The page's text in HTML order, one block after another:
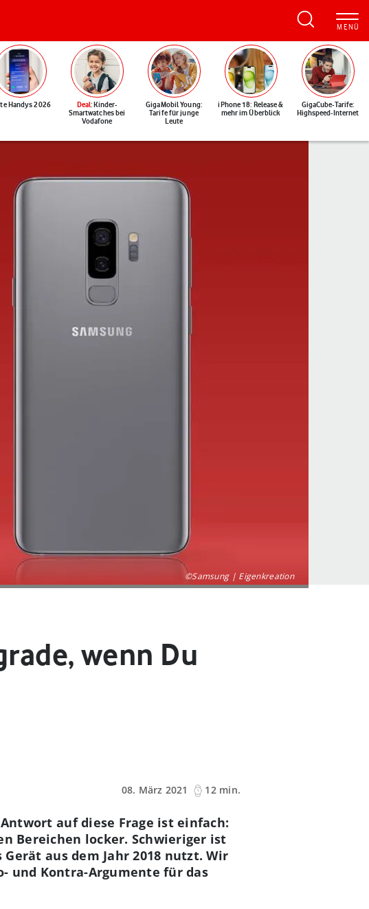
Handys 2026 Deal: Kinder-
Smartwatches bei
Vodafone
GigaMobil Young:
Tarife für junge
Leute
iPhone 18: Release &
mehr im Überblick
GigaCube-Tarife:
Highspeed-Internet
©Samsung | Eigenkreation
wenn Du
08. März 2021
12 min.
Antwort auf diese Frage ist einfach:
Bereichen locker. Schwieriger ist
aus dem Jahr 2018 nutzt. Wir
und Kontra-Argumente für das